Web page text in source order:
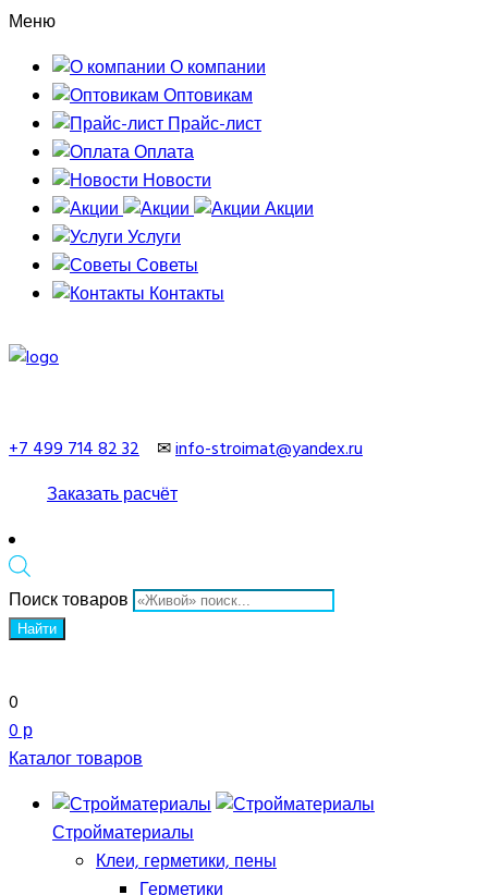
Меню
О компании
Оптовикам
Прайс-лист
Оплата
Новости
Акции
Услуги
Советы
Контакты
+7 499 714 82 32 ✉info-stroimat@yandex.ru
Заказать расчёт
Поиск товаров
Найти
0
0 р
Каталог товаров
Стройматериалы
Клеи, герметики, пены